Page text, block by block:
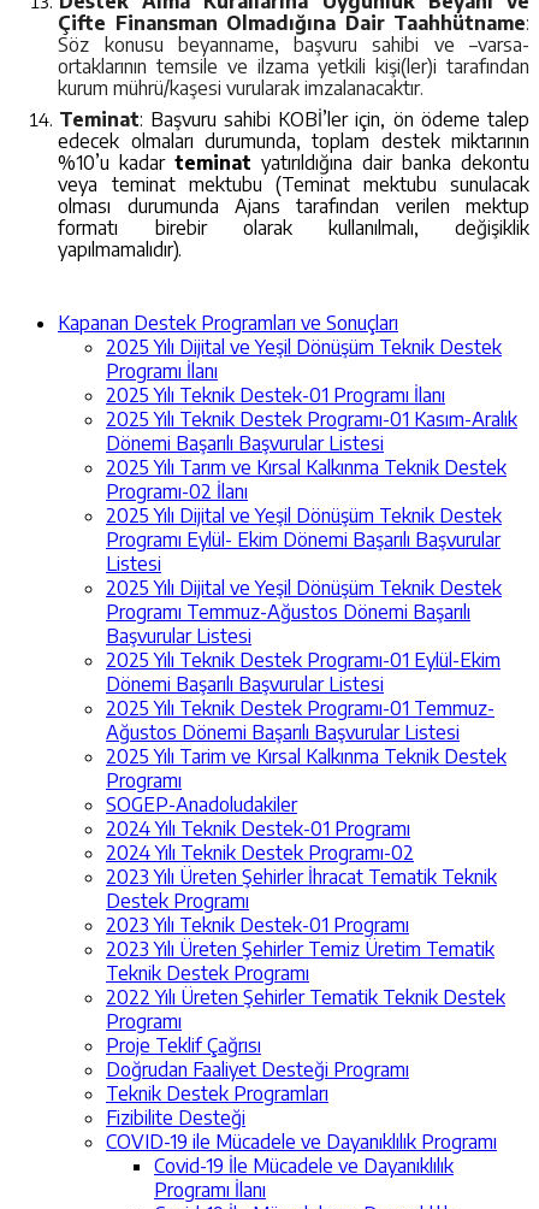
Çifte Finansman Olmadığına Dair Taahhütname:
Söz konusu beyanname, başvuru sahibi ve –varsa-
ortaklarının temsile ve ilzama yetkili kişi(ler)i tarafından
kurum mührü/kaşesi vurularak imzalanacaktır.
Teminat: Başvuru sahibi KOBİ’ler için, ön ödeme talep
edecek olmaları durumunda, toplam destek miktarının
%10’u kadarteminatyatırıldığına dair banka dekontu
veya teminat mektubu (Teminat mektubu sunulacak
olması durumunda Ajans tarafından verilen mektup
formatı birebir olarak kullanılmalı, değişiklik
yapılmamalıdır).
Kapanan Destek Programları ve Sonuçları
2025 Yılı Dijital ve Yeşil Dönüşüm Teknik Destek
Programı İlanı
2025 Yılı Teknik Destek-01 Programı İlanı
2025 Yılı Teknik Destek Programı-01 Kasım-Aralık
Dönemi Başarılı Başvurular Listesi
2025 Yılı Tarım ve Kırsal Kalkınma Teknik Destek
Programı-02 İlanı
2025 Yılı Dijital ve Yeşil Dönüşüm Teknik Destek
Programı Eylül- Ekim Dönemi Başarılı Başvurular
Listesi
2025 Yılı Dijital ve Yeşil Dönüşüm Teknik Destek
Programı Temmuz-Ağustos Dönemi Başarılı
Başvurular Listesi
2025 Yılı Teknik Destek Programı-01 Eylül-Ekim
Dönemi Başarılı Başvurular Listesi
2025 Yılı Teknik Destek Programı-01 Temmuz-
Ağustos Dönemi Başarılı Başvurular Listesi
2025 Yılı Tarim ve Kırsal Kalkınma Teknik Destek
Programı
SOGEP-Anadoludakiler
2024 Yılı Teknik Destek-01 Programı
2024 Yılı Teknik Destek Programı-02
2023 Yılı Üreten Şehirler İhracat Tematik Teknik
Destek Programı
2023 Yılı Teknik Destek-01 Programı
2023 Yılı Üreten Şehirler Temiz Üretim Tematik
Teknik Destek Programı
2022 Yılı Üreten Şehirler Tematik Teknik Destek
Programı
Proje Teklif Çağrısı
Doğrudan Faaliyet Desteği Programı
Teknik Destek Programları
Fizibilite Desteği
COVID-19 ile Mücadele ve Dayanıklılık Programı
Covid-19 İle Mücadele ve Dayanıklılık
Programı İlanı